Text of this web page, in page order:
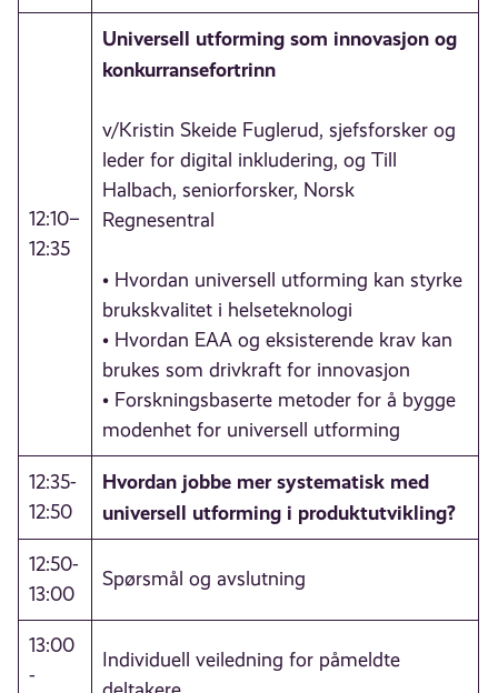
12:10–
12:35
Universell utforming som innovasjon og
konkurransefortrinn
v/Kristin Skeide Fuglerud, sjefsforsker og
leder for digital inkludering, og Till
Halbach, seniorforsker, Norsk
Regnesentral
• Hvordan universell utforming kan styrke
brukskvalitet i helseteknologi
• Hvordan EAA og eksisterende krav kan
brukes som drivkraft for innovasjon
• Forskningsbaserte metoder for å bygge
modenhet for universell utforming
12:35-
12:50
Hvordan jobbe mer systematisk med
universell utforming i produktutvikling?
12:50-
13:00
Spørsmål og avslutning
13:00
-
Individuell veiledning for påmeldte